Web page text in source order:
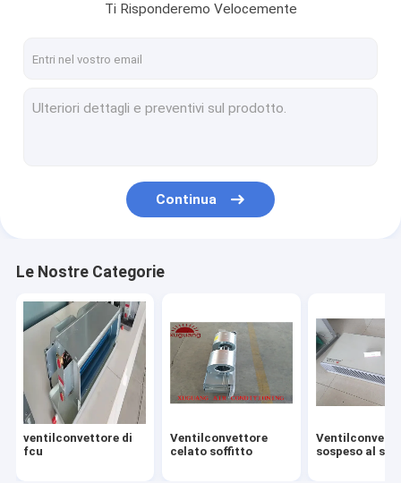
Ventilconvettore di condizione del pavimento
Ventilconvettore della cassetta
Serbatoi di plastica dell'acqua
Ti Risponderemo Velocemente
Continua
Le Nostre Categorie
ventilconvettore di
fcu
Ventilconvettore
celato soffitto
sospeso al